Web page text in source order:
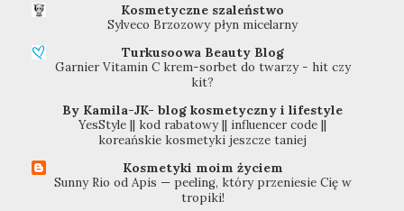
Kosmetyczne szaleństwo
Sylveco Brzozowy płyn micelarny
Turkusoowa Beauty Blog
Garnier Vitamin C krem-sorbet do twarzy - hit czy
kit?
By Kamila-JK- blog kosmetyczny i lifestyle
YesStyle || kod rabatowy || influencer code ||
koreańskie kosmetyki jeszcze taniej
Kosmetyki moim życiem
Sunny Rio od Apis — peeling, który przeniesie Cię w
tropiki!